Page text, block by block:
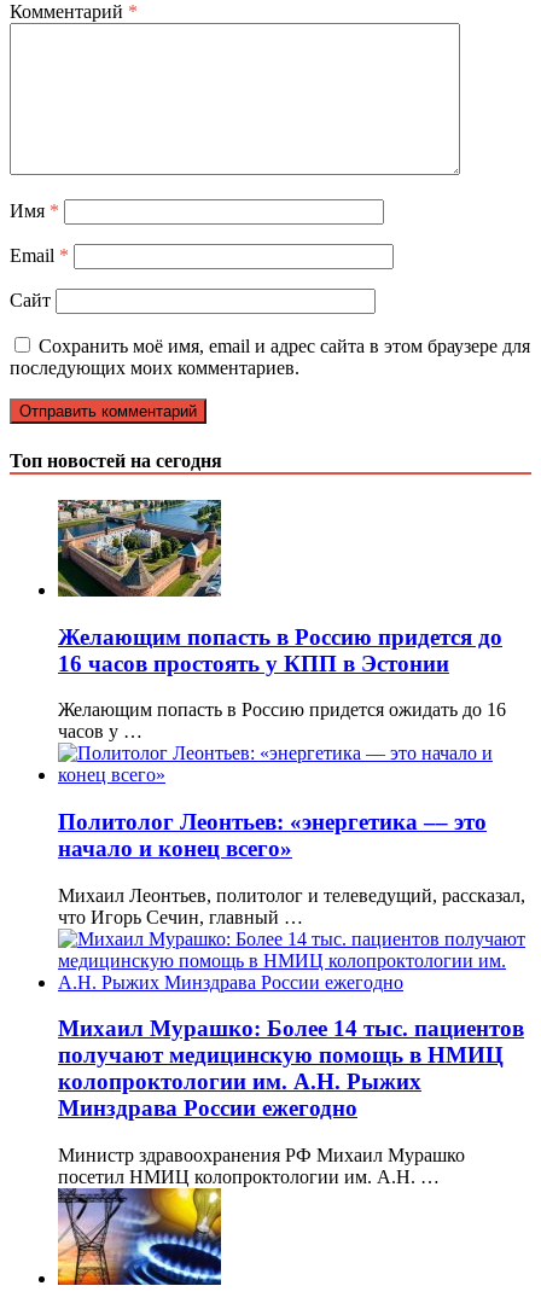
Комментарий *
Имя *
Email *
Сайт
Сохранить моё имя, email и адрес сайта в этом браузере для
последующих моих комментариев.
Топ новостей на сегодня
Желающим попасть в Россию придется до
16 часов простоять у КПП в Эстонии
Желающим попасть в Россию придется ожидать до 16
часов у …
Политолог Леонтьев: «энергетика –– это
начало и конец всего»
Михаил Леонтьев, политолог и телеведущий, рассказал,
что Игорь Сечин, главный …
Михаил Мурашко: Более 14 тыс. пациентов
получают медицинскую помощь в НМИЦ
колопроктологии им. А.Н. Рыжих
Минздрава России ежегодно
Министр здравоохранения РФ Михаил Мурашко
посетил НМИЦ колопроктологии им. А.Н. …